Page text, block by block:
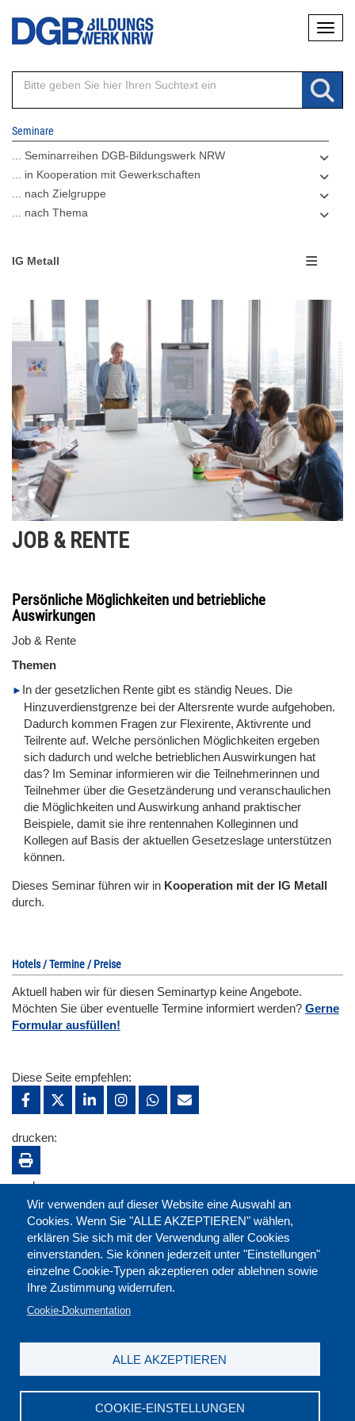
Direkt
Inhalt
Seminare
... Seminarreihen DGB-Bildungswerk NRW
... in Kooperation mit Gewerkschaften
... nach Zielgruppe
... nach Thema
IG Metall
JOB & RENTE
Persönliche Möglichkeiten und betriebliche
Auswirkungen
Job & Rente
Themen
In der gesetzlichen Rente gibt es ständig Neues. Die
Hinzuverdienstgrenze bei der Altersrente wurde aufgehoben.
Dadurch kommen Fragen zur Flexirente, Aktivrente und
Teilrente auf. Welche persönlichen Möglichkeiten ergeben
sich dadurch und welche betrieblichen Auswirkungen hat
das? Im Seminar informieren wir die Teilnehmerinnen und
Teilnehmer über die Gesetzänderung und veranschaulichen
die Möglichkeiten und Auswirkung anhand praktischer
Beispiele, damit sie ihre rentennahen Kolleginnen und
Kollegen auf Basis der aktuellen Gesetzeslage unterstützen
können.
Dieses Seminar führen wir in Kooperation mit der IG Metall
durch.
Hotels / Termine / Preise
Aktuell haben wir für diesen Seminartyp keine Angebote.
Möchten Sie über eventuelle Termine informiert werden? Gerne
Formular ausfüllen!
Wir verwenden auf dieser Website eine Auswahl an
Cookies. Wenn Sie "ALLE AKZEPTIEREN" wählen,
erklären Sie sich mit der Verwendung aller Cookies
einverstanden. Sie können jederzeit unter "Einstellungen"
einzelne Cookie-Typen akzeptieren oder ablehnen sowie
Ihre Zustimmung widerrufen.
Cookie-Dokumentation
COOKIE-EINSTELLUNGEN
ALLE AKZEPTIEREN
Diese Seite empfehlen:
drucken:
merken:
DGB-Bildungswerk NRW e.V. © 2026